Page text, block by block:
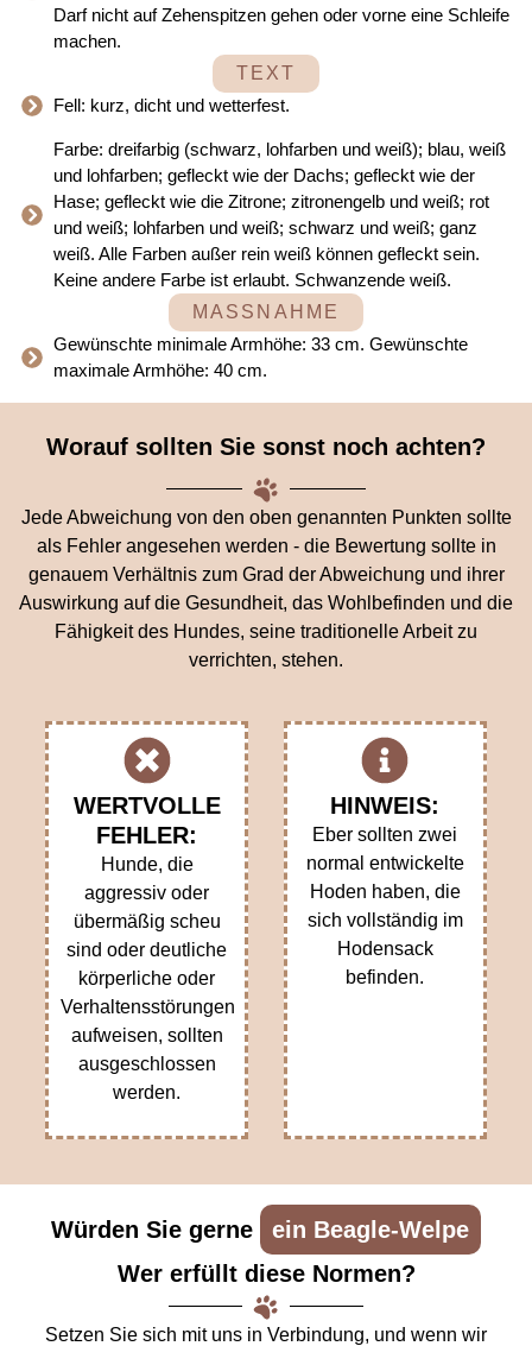
Darf nicht auf Zehenspitzen gehen oder vorne eine Schleife
machen.
TEXT
Fell: kurz, dicht und wetterfest.
Farbe: dreifarbig (schwarz, lohfarben und weiß); blau, weiß
und lohfarben; gefleckt wie der Dachs; gefleckt wie der
Hase; gefleckt wie die Zitrone; zitronengelb und weiß; rot
und weiß; lohfarben und weiß; schwarz und weiß; ganz
weiß. Alle Farben außer rein weiß können gefleckt sein.
Keine andere Farbe ist erlaubt. Schwanzende weiß.
MASSNAHME
Gewünschte minimale Armhöhe: 33 cm. Gewünschte
maximale Armhöhe: 40 cm.
Worauf sollten Sie sonst noch achten?
Jede Abweichung von den oben genannten Punkten sollte
als Fehler angesehen werden - die Bewertung sollte in
genauem Verhältnis zum Grad der Abweichung und ihrer
Auswirkung auf die Gesundheit, das Wohlbefinden und die
Fähigkeit des Hundes, seine traditionelle Arbeit zu
verrichten, stehen.
WERTVOLLE
FEHLER:
Hunde, die
aggressiv oder
übermäßig scheu
sind oder deutliche
körperliche oder
Verhaltensstörungen
aufweisen, sollten
ausgeschlossen
werden.
HINWEIS:
Eber sollten zwei
normal entwickelte
Hoden haben, die
sich vollständig im
Hodensack
befinden.
Würden Sie gerne
ein Beagle-Welpe
Wer erfüllt diese Normen?
Setzen Sie sich mit uns in Verbindung, und wenn wir